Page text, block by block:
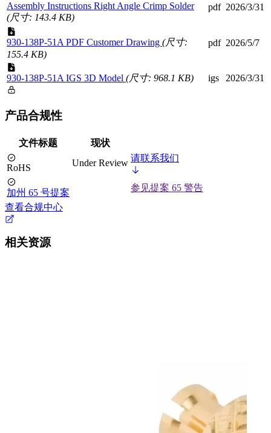
Assembly Instructions Right Angle Crimp Solder
(尺寸: 143.4 KB)
pdf 2026/3/31
930-138P-51A PDF Customer Drawing (尺寸:
155.4 KB)
pdf 2026/5/7
930-138P-51A IGS 3D Model (尺寸: 968.1 KB) igs 2026/3/31
产品合规性
文件标题 现状
RoHS Under Review 请联系我们
加州 65 号提案
参见提案 65 警告
查看合规中心
相关资源